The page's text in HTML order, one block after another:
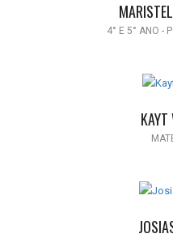
4° E 5° ANO -
KAYT